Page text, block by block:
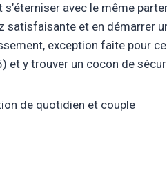
avec le même
satisfaisante et en démarrer
exception faite pour
et y trouver un cocon de
de quotidien et couple